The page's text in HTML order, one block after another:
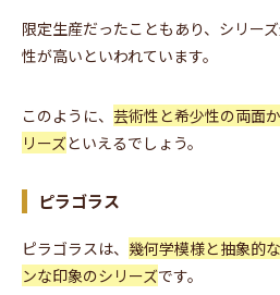
限定生産だったこともあり、シリー
性が高いといわれています。
このように、 芸術性と希少性の両面
リーズといえるでしょう。
ピラゴラス
ピラゴラスは、 幾何学模様と抽象的
ンな印象のシリーズです。